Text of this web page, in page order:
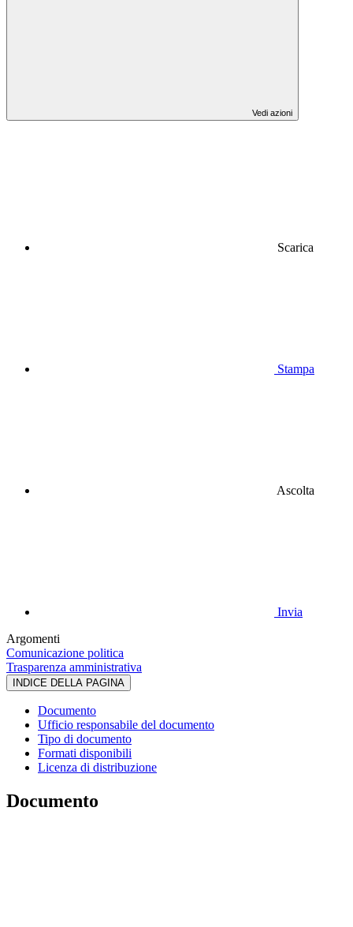
Vedi azioni
Scarica
Stampa
Ascolta
Invia
Argomenti
Comunicazione politica
Trasparenza amministrativa
INDICE DELLA PAGINA
Documento
Ufficio responsabile del documento
Tipo di documento
Formati disponibili
Licenza di distribuzione
Documento